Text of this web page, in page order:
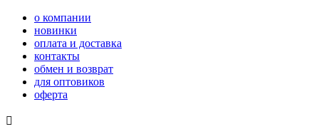
о компании
новинки
оплата и доставка
контакты
обмен и возврат
для оптовиков
оферта
